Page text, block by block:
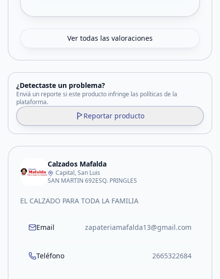
Ver todas las valoraciones
¿Detectaste un problema?
Enviá un reporte si este producto infringe las políticas de la
plataforma.
Reportar producto
Calzados Mafalda
Capital, San Luis
SAN MARTIN 692ESQ. PRINGLES
EL CALZADO PARA TODA LA FAMILIA
Email zapateriamafalda13@gmail.com
Teléfono 2665322684